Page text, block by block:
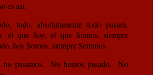
es así.
todo, absolutamente todo pasará.
el que Soy, el que Somos, siempre
hoy Somos, siempre Seremos.
no pasamos. No hemos pasado. No